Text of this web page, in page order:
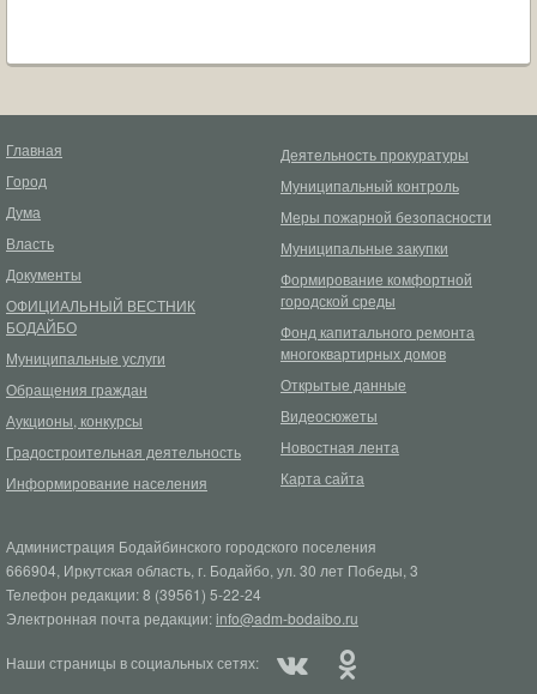
Главная
Город
Дума
Власть
Документы
ОФИЦИАЛЬНЫЙ ВЕСТНИК
БОДАЙБО
Муниципальные услуги
Обращения граждан
Аукционы, конкурсы
Градостроительная деятельность
Информирование населения
Деятельность прокуратуры
Муниципальный контроль
Меры пожарной безопасности
Муниципальные закупки
Формирование комфортной
городской среды
Фонд капитального ремонта
многоквартирных домов
Открытые данные
Видеосюжеты
Новостная лента
Карта сайта
Администрация Бодайбинского городского поселения
666904, Иркутская область, г. Бодайбо, ул. 30 лет Победы, 3
Телефон редакции: 8 (39561) 5-22-24
Электронная почта редакции:info@adm-bodaibo.ru
Наши страницы в социальных сетях: